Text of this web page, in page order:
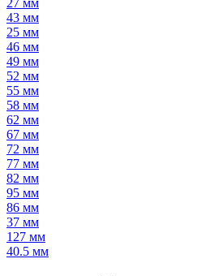
27 мм
43 мм
25 мм
46 мм
49 мм
52 мм
55 мм
58 мм
62 мм
67 мм
72 мм
77 мм
82 мм
95 мм
86 мм
37 мм
127 мм
40.5 мм